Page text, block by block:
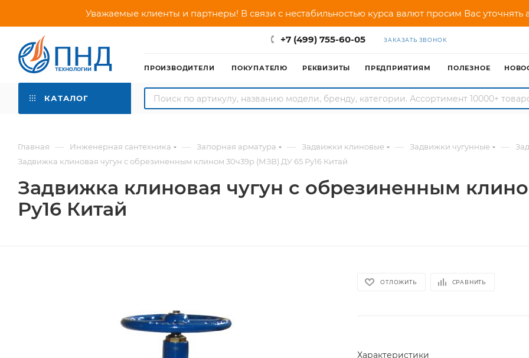
Уважаемые клиенты и партнеры! В связи с нестабильностью курса валют просим Вас
+7 (499) 755-60-05 ЗАКАЗАТЬ ЗВОНОК
ПРОИЗВОДИТЕЛИ ПОКУПАТЕЛЮ РЕКВИЗИТЫ ПРЕДПРИЯТИЯМ ПОЛЕЗНОЕ
КАТАЛОГ
Главная — Инженерная сантехника — Запорная арматура — Задвижки клиновые — Задвижки чугунные —
Задвижка клиновая чугун с обрезиненным клином 30ч39р (МЗВ) ДУ 65 Ру16 Китай
Задвижка клиновая чугун с обрезиненным
Ру16 Китай
ОТЛОЖИТЬ СРАВНИТЬ
Характеристики